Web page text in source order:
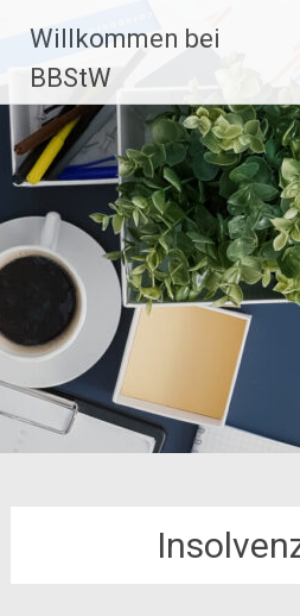
Inhalt
springen
Willkommen bei
BBStW